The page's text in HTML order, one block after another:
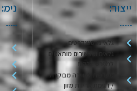
ייצור:
גלאי גז סטנדרטים
גלאים ומכשירים מותאמים
למפרט הלקוח
מערכות לאווירה מבוקרת
/ דגימת אריזות מזון
נימ: